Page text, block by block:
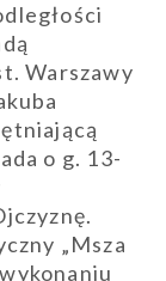
Warszawy
o g. 13-
„Msza